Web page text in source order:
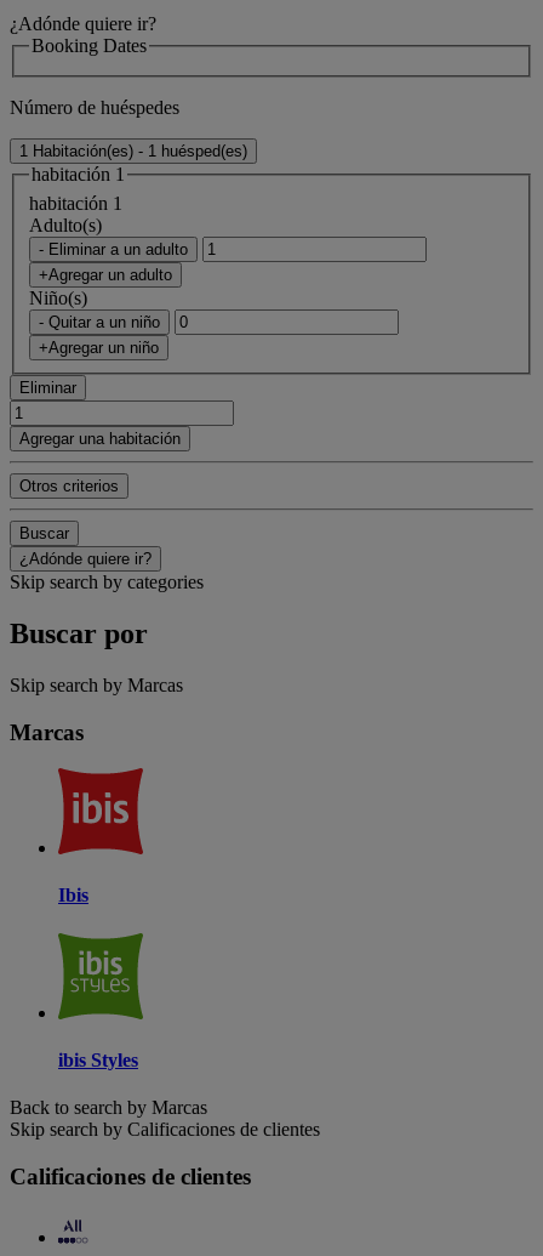
¿Adónde quiere ir?
Booking Dates
Número de huéspedes
1 Habitación(es) - 1 huésped(es)
habitación 1
habitación 1
Adulto(s)
- Eliminar a un adulto
+Agregar un adulto
Niño(s)
- Quitar a un niño
+Agregar un niño
Eliminar
Agregar una habitación
Otros criterios
Buscar
¿Adónde quiere ir?
Skip search by categories
Buscar por
Skip search by Marcas
Marcas
Ibis
ibis Styles
Back to search by Marcas
Skip search by Calificaciones de clientes
Calificaciones de clientes